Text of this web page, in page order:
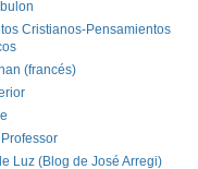
Cristianos-Pensamientos
(francés)
Luz (Blog de José Arregi)